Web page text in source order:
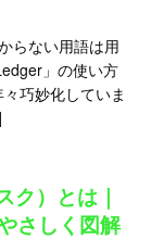
らない用語は用
」の使い方
巧妙化していま
ク）とは｜
さしく図解